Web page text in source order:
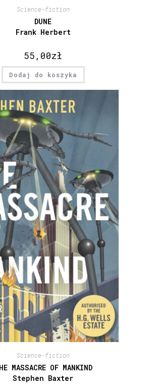
Science-fiction
DUNE
Frank Herbert
55,00zł
Dodaj do koszyka
Science-fiction
MASSACRE OF MANKIND
Stephen Baxter